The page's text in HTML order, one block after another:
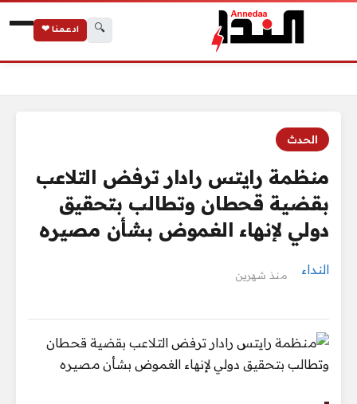
🔍 ادعمنا ❤
الحدث
منظمة رايتس رادار ترفض التلاعب
بقضية قحطان وتطالب بتحقيق
دولي لإنهاء الغموض بشأن مصيره
النداء منذ شهرين